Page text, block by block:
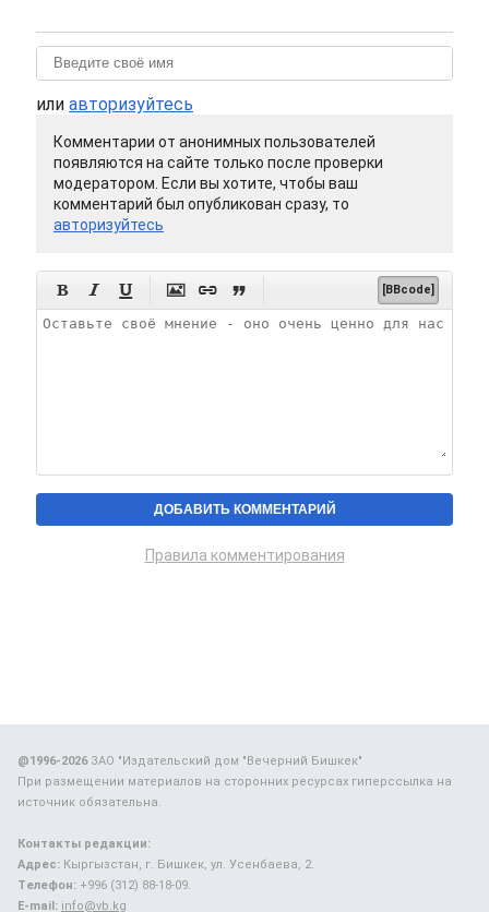
или авторизуйтесь
Комментарии от анонимных пользователей
появляются на сайте только после проверки
модератором. Если вы хотите, чтобы ваш
комментарий был опубликован сразу, то
авторизуйтесь
      [BBcode]
Правила комментирования
@1996-2026ЗАО "Издательский дом "Вечерний Бишкек"
При размещении материалов на сторонних ресурсах гиперссылка на
источник обязательна.
Контакты редакции:
Адрес: Кыргызстан, г. Бишкек, ул. Усенбаева, 2.
Телефон: +996 (312) 88-18-09.
E-mail: info@vb.kg